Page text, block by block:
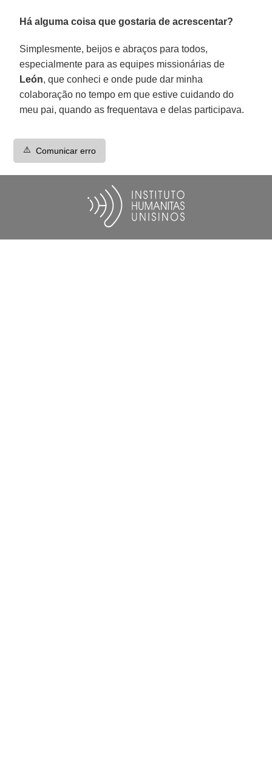
Há alguma coisa que gostaria de acrescentar?
Simplesmente, beijos e abraços para todos,
especialmente para as equipes missionárias de
León, que conheci e onde pude dar minha
colaboração no tempo em que estive cuidando do
meu pai, quando as frequentava e delas participava.
⚠️ Comunicar erro